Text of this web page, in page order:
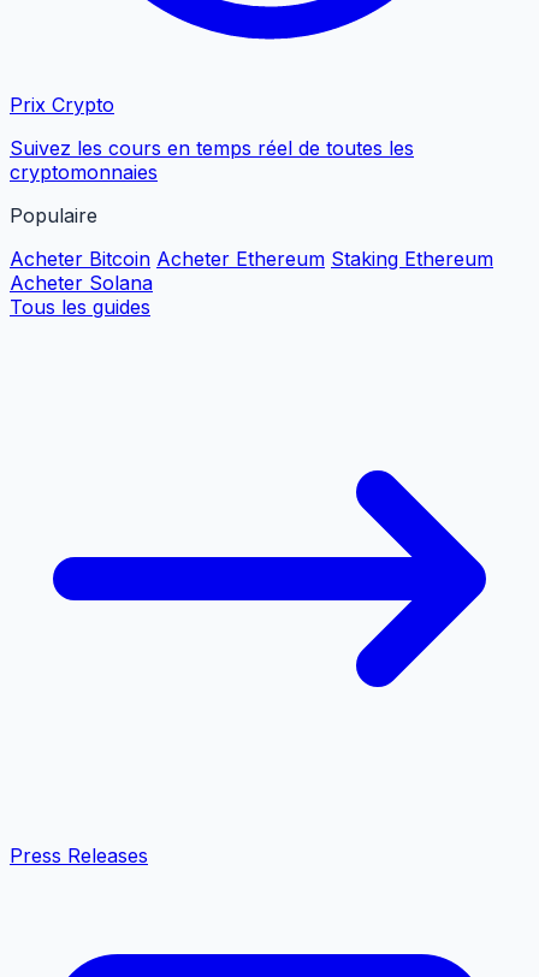
Prix Crypto
Suivez les cours en temps réel de toutes les
cryptomonnaies
Populaire
Acheter Bitcoin Acheter Ethereum Staking Ethereum
Acheter Solana
Tous les guides
Press Releases